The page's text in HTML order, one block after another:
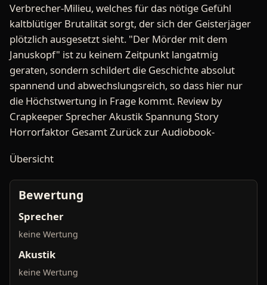
Verbrecher-Milieu, welches für das nötige Gefühl
kaltblütiger Brutalität sorgt, der sich der Geisterjäger
plötzlich ausgesetzt sieht. "Der Mörder mit dem
Januskopf" ist zu keinem Zeitpunkt langatmig
geraten, sondern schildert die Geschichte absolut
spannend und abwechslungsreich, so dass hier nur
die Höchstwertung in Frage kommt. Review by
Crapkeeper Sprecher Akustik Spannung Story
Horrorfaktor Gesamt Zurück zur Audiobook-
Übersicht
Bewertung
Sprecher
keine Wertung
Akustik
keine Wertung